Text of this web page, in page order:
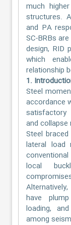
much
structures.
and PA
SC-BRBs
design, RID
which
relationship
1.
Steel
accordance
satisfactory
and
Steel
lateral load
local
have
loading,
among